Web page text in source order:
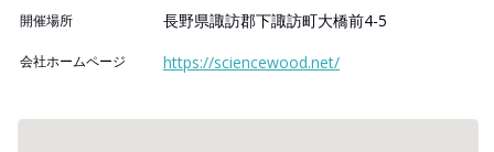
開催場所 長野県諏訪郡下諏訪町大橋前4-5
会社ホームページ https://sciencewood.net/